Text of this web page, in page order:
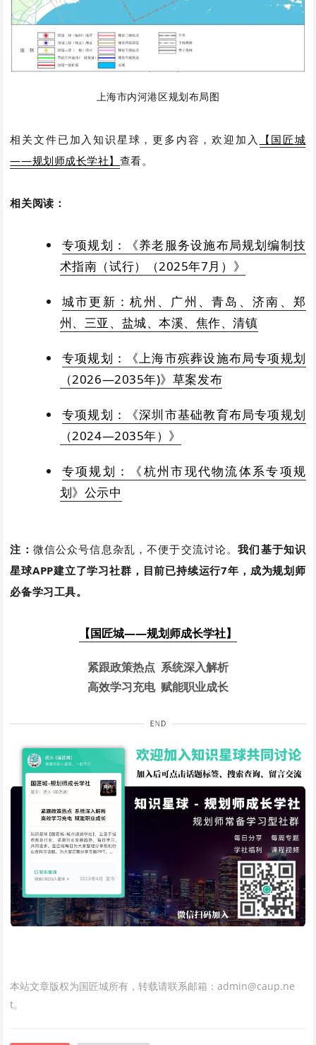
上海市内河港区规划布局图
相关文件已加入知识星球，更多内容，欢迎加入
【国匠城
——规划师成长学社】 查看。
相关阅读：
专项规划：《养老服务设施布局规划编制技
术指南（试行）（2025年7月）》
城市更新：杭州、广州、青岛、济南、郑
州、三亚、盐城、本溪、焦作、清镇
专项规划：《上海市殡葬设施布局专项规划
（2026—2035年)》草案发布
专项规划：《深圳市基础教育布局专项规划
（2024—2035年）》
专项规划：《杭州市现代物流体系专项规
划》公示中
注： 微信公众号信息杂乱，不便于交流讨论。我们基于知识
星球APP建立了学习社群，目前已持续运行7年，成为规划师
必备学习工具。
【国匠城——规划师成长学社】
紧跟政策热点 系统深入解析
高效学习充电 赋能职业成长
本站文章版权为国匠城所有，转载请联系邮箱：admin@caup.ne
t。